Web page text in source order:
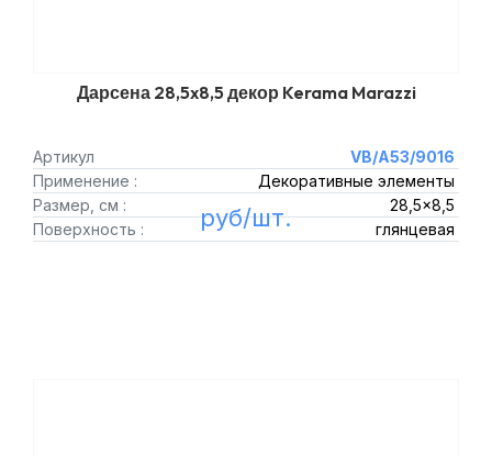
Дарсена 28,5x8,5 декор Kerama Marazzi
Артикул
VB/A53/9016
Применение :
Декоративные элементы
Размер, см :
28,5x8,5
Поверхность :
глянцевая
руб/шт.